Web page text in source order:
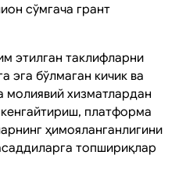
сўмгача грант
этилган таклифларни
эга бўлмаган кичик ва
молиявий хизматлардан
платформа
ҳимояланганлигини
топшириқлар